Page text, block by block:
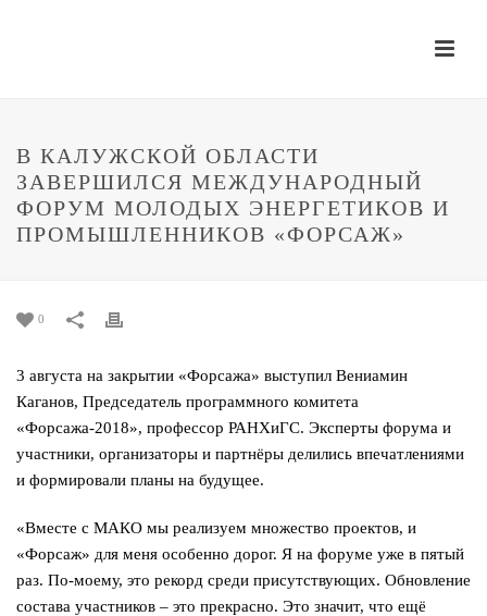
В КАЛУЖСКОЙ ОБЛАСТИ
ЗАВЕРШИЛСЯ МЕЖДУНАРОДНЫЙ
ФОРУМ МОЛОДЫХ ЭНЕРГЕТИКОВ И
ПРОМЫШЛЕННИКОВ «ФОРСАЖ»
0
3 августа на закрытии «Форсажа» выступил Вениамин
Каганов, Председатель программного комитета
«Форсажа-2018», профессор РАНХиГС. Эксперты форума и
участники, организаторы и партнёры делились впечатлениями
и формировали планы на будущее.
«Вместе с МАКО мы реализуем множество проектов, и
«Форсаж» для меня особенно дорог. Я на форуме уже в пятый
раз. По-моему, это рекорд среди присутствующих. Обновление
состава участников – это прекрасно. Это значит, что ещё